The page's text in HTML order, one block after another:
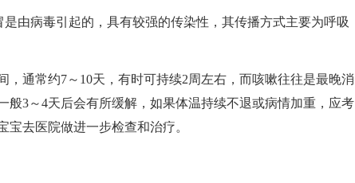
由病毒引起的，具有较强的传染性，其传播方式主要为呼吸
通常约7～10天，有时可持续2周左右，而咳嗽往往是最晚消
般3～4天后会有所缓解，如果体温持续不退或病情加重，应考
宝去医院做进一步检查和治疗。